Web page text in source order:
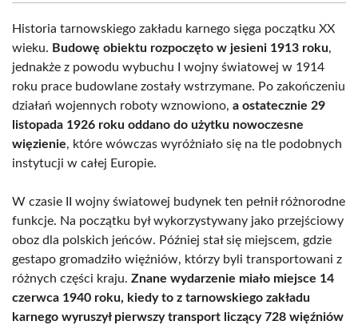
Historia tarnowskiego zakładu karnego sięga początku XX
wieku. Budowę obiektu rozpoczęto w jesieni 1913 roku,
jednakże z powodu wybuchu I wojny światowej w 1914
roku prace budowlane zostały wstrzymane. Po zakończeniu
działań wojennych roboty wznowiono, a ostatecznie 29
listopada 1926 roku oddano do użytku nowoczesne
więzienie, które wówczas wyróżniało się na tle podobnych
instytucji w całej Europie.
W czasie II wojny światowej budynek ten pełnił różnorodne
funkcje. Na początku był wykorzystywany jako przejściowy
oboz dla polskich jeńców. Później stał się miejscem, gdzie
gestapo gromadziło więźniów, którzy byli transportowani z
różnych części kraju. Znane wydarzenie miało miejsce 14
czerwca 1940 roku, kiedy to z tarnowskiego zakładu
karnego wyruszył pierwszy transport liczący 728 więźniów